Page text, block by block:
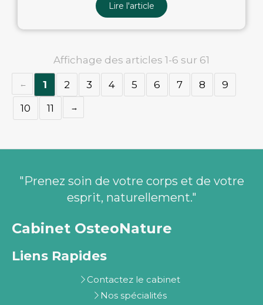
Lire l'article
Affichage des articles 1-6 sur 61
1 2 3 4 5 6 7 8
9
10
11
Cabinet OsteoNature
"Prenez soin de votre corps et de votre
esprit, naturellement."
Liens Rapides
Contactez le cabinet
Nos spécialités